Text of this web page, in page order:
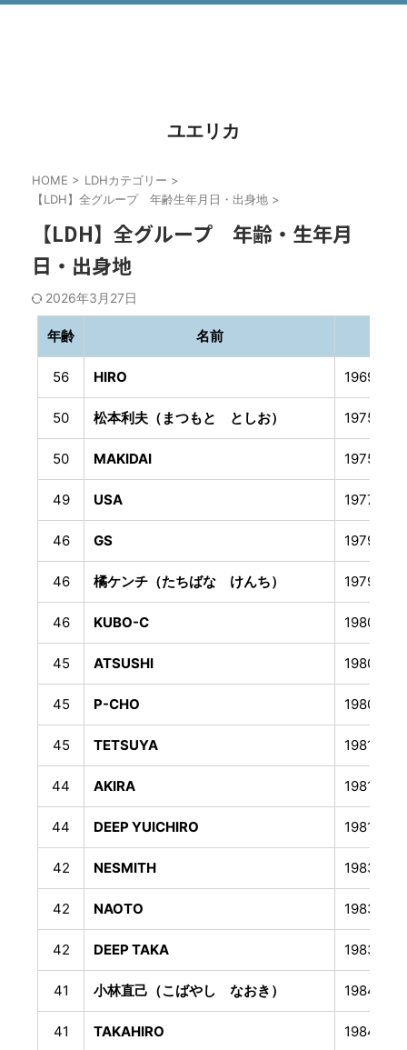
ユエリカ
HOME > LDHカテゴリー >
【LDH】全グループ 年齢生年月日・出身地 >
【LDH】全グループ 年齢・生年月
日・出身地
2026年3月27日
年齢 名前
56 HIRO 1969年6
50 松本利夫（まつもと としお） 1975年5
50 MAKIDAI 1975年
49 USA 1977年2
46 GS 1979年6
46 橘ケンチ（たちばな けんち） 1979年9
46 KUBO-C 1980年1
45 ATSUSHI 1980年4
45 P-CHO 1980年5
45 TETSUYA 1981年2
44 AKIRA 1981年8
44 DEEP YUICHIRO 1981年11
42 NESMITH 1983年8
42 NAOTO 1983年8
42 DEEP TAKA 1983年
41 小林直己（こばやし なおき） 1984年11
41 TAKAHIRO 1984年